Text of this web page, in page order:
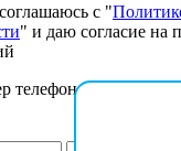
с "
" и даю согласие на
телефона и мы